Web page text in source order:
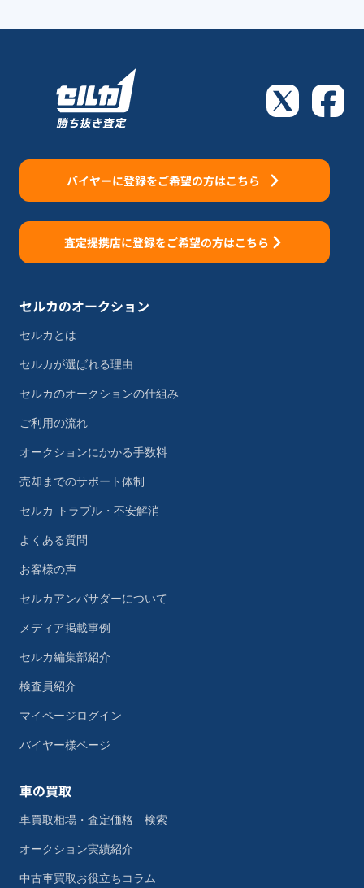
バイヤーに登録をご希望の方はこちら
査定提携店に登録をご希望の方はこちら
セルカのオークション
セルカとは
セルカが選ばれる理由
セルカのオークションの仕組み
ご利用の流れ
オークションにかかる手数料
売却までのサポート体制
セルカ トラブル・不安解消
よくある質問
お客様の声
セルカアンバサダーについて
メディア掲載事例
セルカ編集部紹介
検査員紹介
マイページログイン
バイヤー様ページ
車の買取
車買取相場・査定価格 検索
オークション実績紹介
中古車買取お役立ちコラム